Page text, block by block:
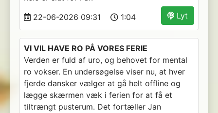
Lyt
22-06-2026 09:31 1:04
VI VIL HAVE RO PÅ VORES FERIE
Verden er fuld af uro, og behovet for mental
ro vokser. En undersøgelse viser nu, at hver
fjerde dansker vælger at gå helt offline og
lægge skærmen væk i ferien for at få et
tiltrængt pusterum. Det fortæller Jan